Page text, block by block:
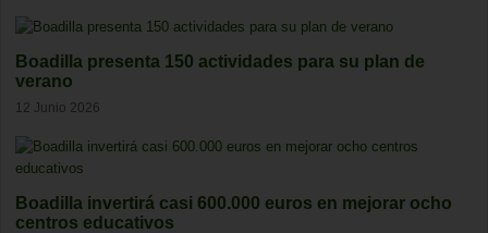
Boadilla presenta 150 actividades para su plan de
verano
12 Junio 2026
Boadilla invertirá casi 600.000 euros en mejorar ocho
centros educativos